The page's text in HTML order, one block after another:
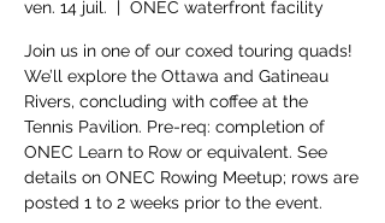
ven. 14 juil.
  |
ONEC waterfront facility
Join us in one of our coxed touring quads!
We’ll explore the Ottawa and Gatineau
Rivers, concluding with coffee at the
Tennis Pavilion. Pre-req: completion of
ONEC Learn to Row or equivalent. See
details on ONEC Rowing Meetup; rows are
posted 1 to 2 weeks prior to the event.